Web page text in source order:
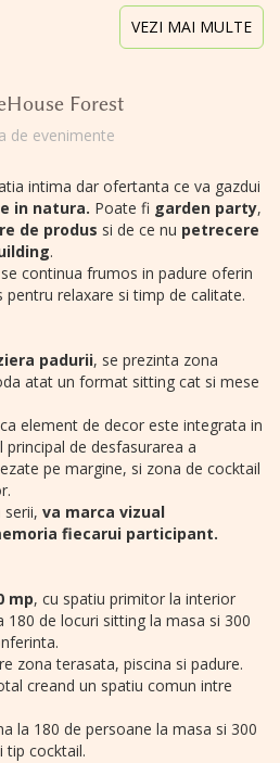
VEZI MAI MULTE
Forest
de evenimente
intima dar ofertanta ce va gazdui
in natura. Poate fi garden party,
de produs si de ce nu petrecere
.
continua frumos in padure oferin
relaxare si timp de calitate.
padurii, se prezinta zona
atat un format sitting cat si mese
element de decor este integrata in
de desfasurarea a
pe margine, si zona de cocktail
serii, va marca vizual
fiecarui participant.
mp, cu spatiu primitor la interior
de locuri sitting la masa si 300
zona terasata, piscina si padure.
creand un spatiu comun intre
la 180 de persoane la masa si 300
tip cocktail.